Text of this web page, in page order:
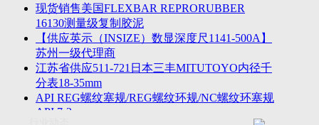
现货销售美国FLEXBAR REPRORUBBER
16130测量级复制胶泥
【供应英示（INSIZE）数显深度尺1141-500A】
苏州一级代理商
江苏省供应511-721日本三丰MITUTOYO内径千
分表18-35mm
API REG螺纹塞规/REG螺纹环规/NC螺纹环塞规
API 7-2